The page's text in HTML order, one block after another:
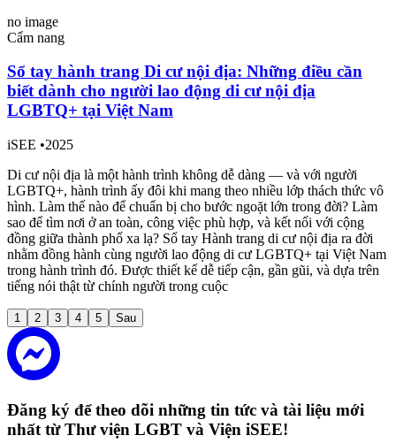
no image
Cẩm nang
Sổ tay hành trang Di cư nội địa: Những điều cần
biết dành cho người lao động di cư nội địa
LGBTQ+ tại Việt Nam
iSEE •2025
Di cư nội địa là một hành trình không dễ dàng — và với người
LGBTQ+, hành trình ấy đôi khi mang theo nhiều lớp thách thức vô
hình. Làm thế nào để chuẩn bị cho bước ngoặt lớn trong đời? Làm
sao để tìm nơi ở an toàn, công việc phù hợp, và kết nối với cộng
đồng giữa thành phố xa lạ? Sổ tay Hành trang di cư nội địa ra đời
nhằm đồng hành cùng người lao động di cư LGBTQ+ tại Việt Nam
trong hành trình đó. Được thiết kế dễ tiếp cận, gần gũi, và dựa trên
tiếng nói thật từ chính người trong cuộc
1 2 3 4 5 Sau
Đăng ký để theo dõi những tin tức và tài liệu mới
nhất từ Thư viện LGBT và Viện iSEE!